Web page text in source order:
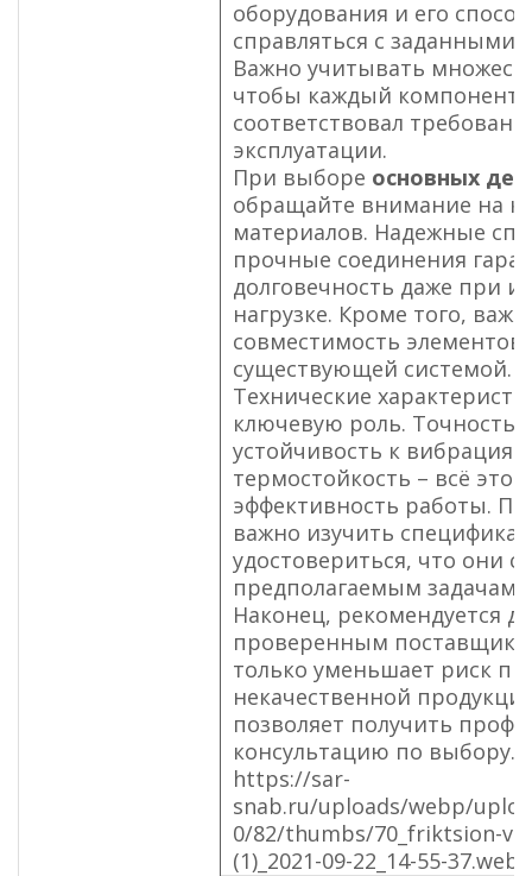
оборудования и его
справляться с заданными
Важно учитывать
чтобы каждый компонент
соответствовал
эксплуатации.
При выборе основных
обращайте внимание на
материалов. Надежные
прочные соединения
долговечность даже при
нагрузке. Кроме того,
совместимость элементов
существующей системой.
Технические
ключевую роль. Точность
устойчивость к
термостойкость – всё это
эффективность работы.
важно изучить
удостовериться, что они
предполагаемым задачам.
Наконец, рекомендуется
проверенным
только уменьшает риск
некачественной
позволяет получить
консультацию по выбору.
https://sar-
snab.ru/uploads/webp/
0/82/thumbs/70_friktsion-
(1)_2021-09-22_14-55-37.webp